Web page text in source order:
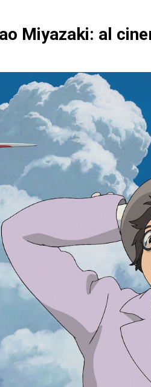
Miyazaki: al